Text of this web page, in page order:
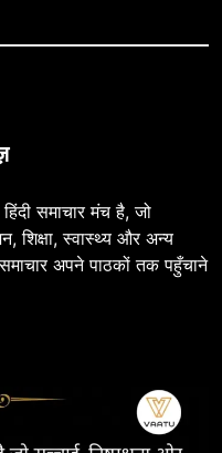
समाचार मंच है, जो
शिक्षा, स्वास्थ्य और अन्य
अपने पाठकों तक पहुँचाने